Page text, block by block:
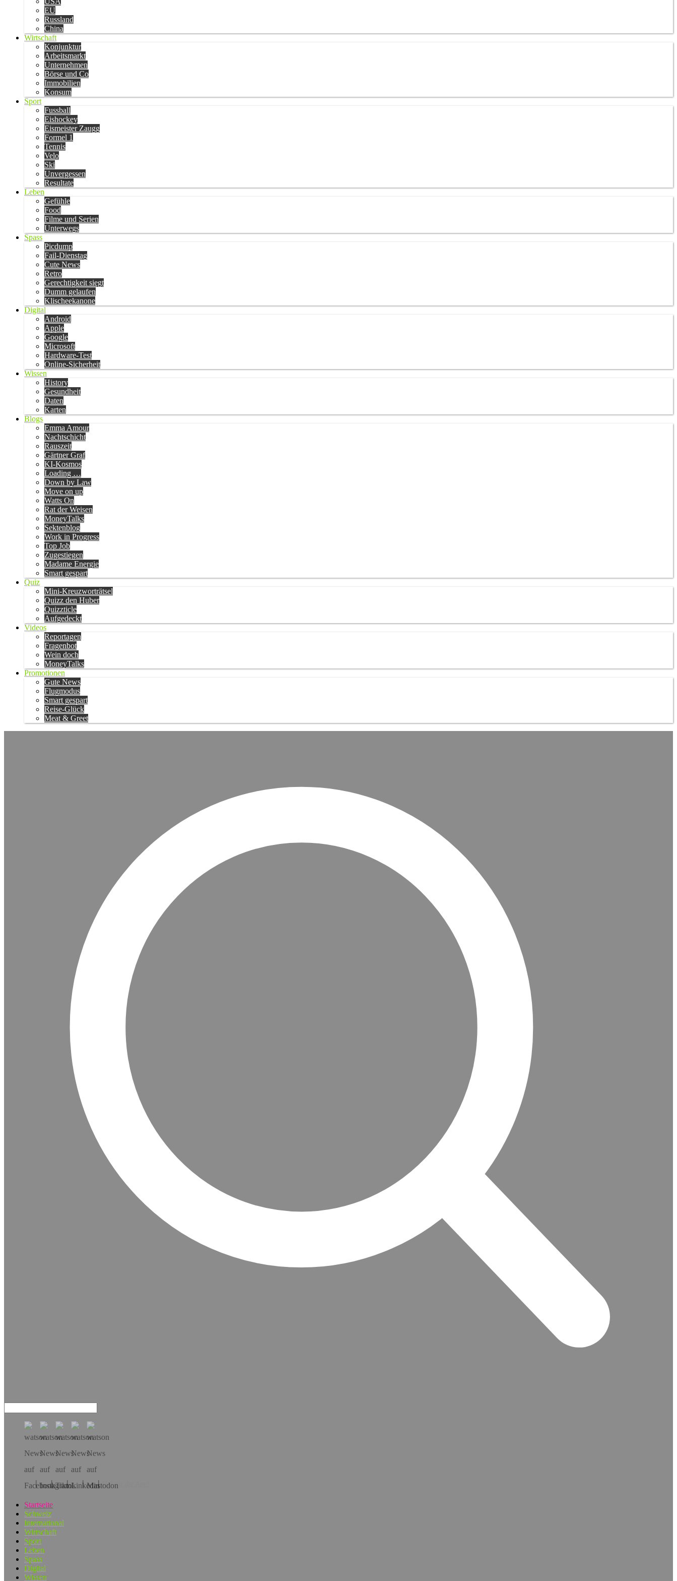
EU
Russland
China
Wirtschaft
Konjunktur
Arbeitsmarkt
Unternehmen
Börse und Co
Immobilien
Konsum
Sport
Fussball
Eishockey
Eismeister Zaugg
Formel 1
Tennis
Velo
Ski
Unvergessen
Resultate
Leben
Gefühle
Food
Filme und Serien
Unterwegs
Spass
Picdump
Fail-Dienstag
Cute News
Retro
Gerechtigkeit siegt
Dumm gelaufen
Klischeekanone
Digital
Android
Apple
Google
Microsoft
Hardware-Test
Online-Sicherheit
Wissen
History
Gesundheit
Daten
Karten
Blogs
Emma Amour
Nachtschicht
Rauszeit
Gärtner Graf
KI-Kosmos
Loading …
Down by Law
Move on up
Watts On
Rat der Weisen
MoneyTalks
Sektenblog
Work in Progress
Top Job
Zugestiegen
Madame Energie
Smart gespart
Quiz
Mini-Kreuzworträtsel
Quizz den Huber
Quizzticle
Aufgedeckt
Videos
Reportagen
Fragenbot
Wein doch
MoneyTalks
Promotionen
Gute News
Flugmodus
Smart gespart
Reise-Glück
Meat & Greet
Hol dir die App!
Startseite
Schweiz
International
Wirtschaft
Sport
Leben
Spass
Digital
Wissen